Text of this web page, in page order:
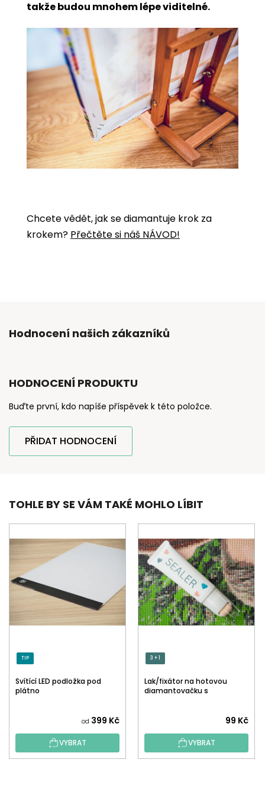
takže budou mnohem lépe viditelné.
Chcete vědět, jak se diamantuje krok za
krokem? Přečtěte si náš NÁVOD!
Hodnocení našich zákazníků
HODNOCENÍ PRODUKTU
Buďte první, kdo napíše příspěvek k této položce.
PŘIDAT HODNOCENÍ
TOHLE BY SE VÁM TAKÉ MOHLO LÍBIT
TIP
Svítící LED podložka pod
plátno
od 399 Kč
VYBRAT
3 + 1
Lak/fixátor na hotovou
diamantovačku s
hodnocení
produktu
je
99 Kč
VYBRAT